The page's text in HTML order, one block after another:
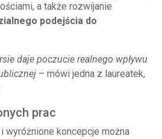
a także rozwijanie
podejścia do
daje poczucie realnego wpływu
– mówi jedna z laureatek,
prac
wyróżnione koncepcje można